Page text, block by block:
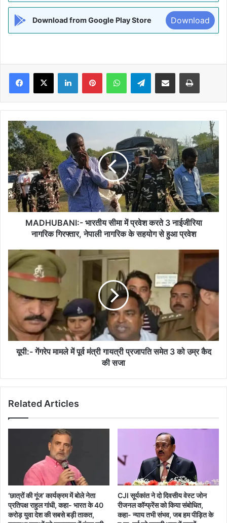
Download from Google Play Store Download
Facebook
X LinkedInPinterestWhatsAppTelegramShare via Email Print
MADHUBANI:-
भारतीय
सीमा
में
प्रवेश
करते
3
नाईजीरिया
नागरिक
गिरफ्तार,
के
सहयोग
से
हुआ
प्रवेश
MADHUBANI:- भारतीय सीमा में प्रवेश करते 3 नाईजीरिया
नागरिक गिरफ्तार, नेपाली नागरिक के सहयोग से हुआ प्रवेश
यूपी:-
गेंगरेप
मामले
में
पूर्व
गायत्री
प्रजापति
समेत
कैद
सजा
यूपी:- गेंगरेप मामले में पूर्व मंत्री गायत्री प्रजापति समेत 3 को उम्र कैद
की सजा
Related Articles
‘छात्रों की गूंज’ कार्यक्रम में बोले नेता
प्रतिपक्ष राहुल गांधी, कहा- भारत के 40
करोड़ युवा देश की सबसे बड़ी ताकत,
CJI सूर्यकांत ने दो दिवसीय वेस्ट जोन
रीजनल कॉन्फ्रेंस को किया संबोधित,
कहा- न्याय तभी संभव, जब हम पीड़ित के